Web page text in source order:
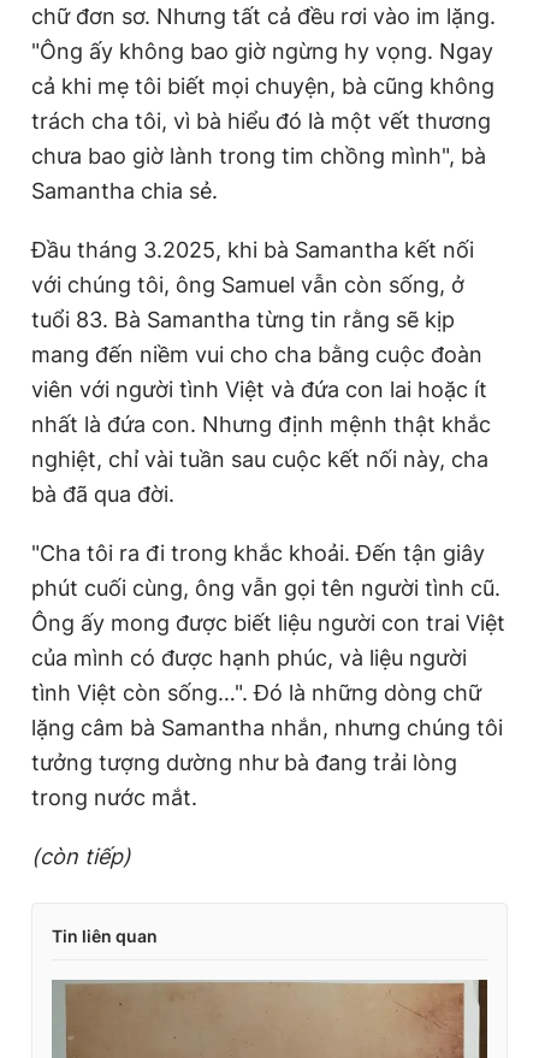
chữ đơn sơ. Nhưng tất cả đều rơi vào im lặng.
"Ông ấy không bao giờ ngừng hy vọng. Ngay
cả khi mẹ tôi biết mọi chuyện, bà cũng không
trách cha tôi, vì bà hiểu đó là một vết thương
chưa bao giờ lành trong tim chồng mình", bà
Samantha chia sẻ.
Đầu tháng 3.2025, khi bà Samantha kết nối
với chúng tôi, ông Samuel vẫn còn sống, ở
tuổi 83. Bà Samantha từng tin rằng sẽ kịp
mang đến niềm vui cho cha bằng cuộc đoàn
viên với người tình Việt và đứa con lai hoặc ít
nhất là đứa con. Nhưng định mệnh thật khắc
nghiệt, chỉ vài tuần sau cuộc kết nối này, cha
bà đã qua đời.
"Cha tôi ra đi trong khắc khoải. Đến tận giây
phút cuối cùng, ông vẫn gọi tên người tình cũ.
Ông ấy mong được biết liệu người con trai Việt
của mình có được hạnh phúc, và liệu người
tình Việt còn sống…". Đó là những dòng chữ
lặng câm bà Samantha nhắn, nhưng chúng tôi
tưởng tượng dường như bà đang trải lòng
trong nước mắt.
(còn tiếp)
Tin liên quan